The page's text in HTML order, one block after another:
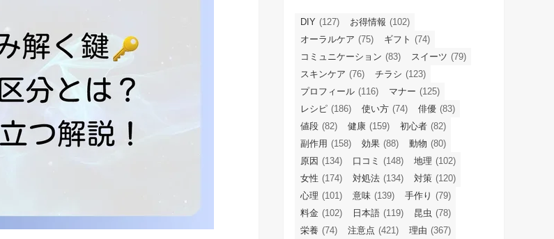
DIY (127) お得情報 (102)
オーラルケア (75) ギフト (74)
コミュニケーション (83) スイーツ (79)
スキンケア (76) チラシ (123)
プロフィール (116) マナー (125)
レシピ (186) 使い方 (74) 俳優 (83)
値段 (82) 健康 (159) 初心者 (82)
副作用 (158) 効果 (88) 動物 (80)
原因 (134) 口コミ (148) 地理 (102)
女性 (174) 対処法 (134) 対策 (120)
心理 (101) 意味 (139) 手作り (79)
料金 (102) 日本語 (119) 昆虫 (78)
栄養 (74) 注意点 (421) 理由 (367)